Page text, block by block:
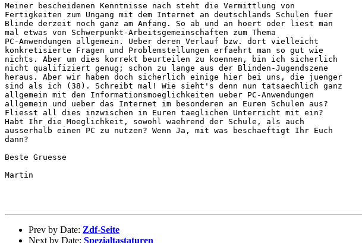
Meiner bescheidenen Kenntnisse nach steht die Vermittlung von
Fertigkeiten zum Ungang mit dem Internet an deutschlands Schulen fuer
Blinde derzeit noch ganz am Anfang. So ab und an hoert oder liest man
mal etwas von Schwerpunkt-Arbeitsgemeinschaften zum Thema
PC-Anwendungen allgemein. Ueber deren Verlauf bzw. dort vielleicht
konkretisierte Fragen und Problemstellungen erfaehrt man so gut wie
nichts. Aber um dies korrekt beurteilen zu koennen, bin ich sicherlich
nicht qualifiziert genug; schon zu lange aus der Blinden-Jugendszene
heraus. Aber wir haben doch sicherlich einige hier bei uns, die juenger
sind als ich (38). Schreibt mal! Wie sieht's denn nun tatsaechlich ganz
allgemein mit den Informationsmoeglichkeiten ueber PC-Anwendungen
allgemein und ueber das Internet im besonderen an Euren Schulen aus?
Fliesst all dies inzwischen in Euren taeglichen Unterricht mit ein?
Habt Ihr die Moeglichkeit, sowohl waehrend der Schule, als auch
ausserhalb einen PC zu nutzen? Wenn Ja, mit was beschaeftigt Ihr Euch
dann?
Beste Gruesse
Martin
Prev by Date: Zdf-Seite
Next by Date: Spezialtastaturen